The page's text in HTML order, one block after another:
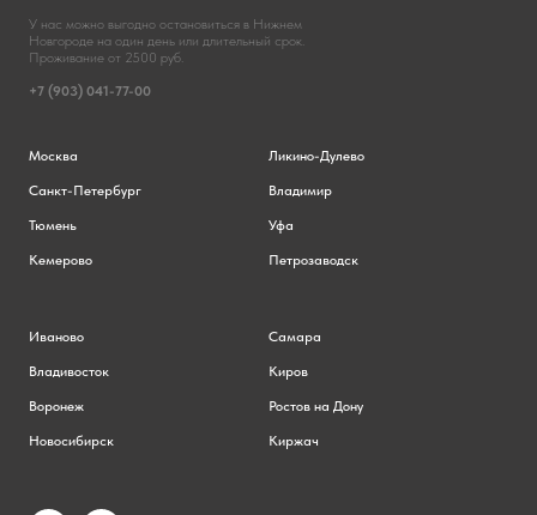
У нас можно выгодно остановиться в Нижнем
Новгороде на один день или длительный срок.
Проживание от 2500 руб.
+7 (903) 041-77-00
Москва
Санкт-Петербург
Тюмень
Кемерово
Ликино-Дулево
Владимир
Уфа
Петрозаводск
Иваново
Владивосток
Воронеж
Новосибирск
Самара
Киров
Ростов на Дону
Киржач